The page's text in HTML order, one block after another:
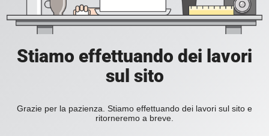
Stiamo effettuando dei lavori
sul sito
Grazie per la pazienza. Stiamo effettuando dei lavori sul sito e
ritorneremo a breve.